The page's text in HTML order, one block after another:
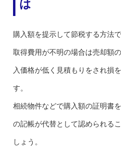
は
購入額を提示して節税する方法で
取得費用が不明の場合は売却額
入価格が低く見積もりをされ損
す。
相続物件などで購入額の証明書
の記帳が代替として認められる
しょう。